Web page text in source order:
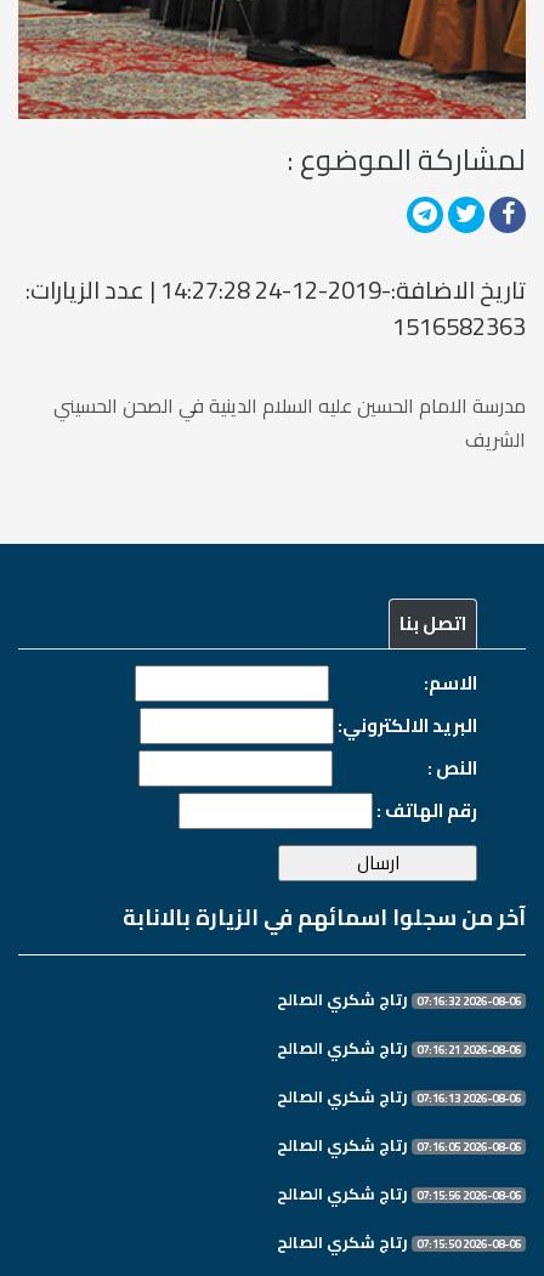
لمشاركة الموضوع :
تاريخ الاضافة:-2019-12-24 14:27:28 | عدد الزيارات:
1516582363
مدرسة الامام الحسين عليه السلام الدينية في الصحن الحسيني
الشريف
اتصل بنا
الاسم:
البريد الالكتروني:
النص :
رقم الهاتف :
آخر من سجلوا اسمائهم في الزيارة بالانابة
2026-08-06 07:16:32 رتاج شكري الصالح
2026-08-06 07:16:21 رتاج شكري الصالح
2026-08-06 07:16:13 رتاج شكري الصالح
2026-08-06 07:16:05 رتاج شكري الصالح
2026-08-06 07:15:56 رتاج شكري الصالح
2026-08-06 07:15:50 رتاج شكري الصالح